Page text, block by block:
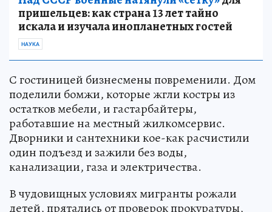
пришельцев: как страна 13 лет тайно
искала и изучала инопланетных гостей
НАУКА
С гостиницей бизнесмены повременили. Дом
поделили бомжи, которые жгли костры из
остатков мебели, и гастарбайтеры,
работавшие на местный жилкомсервис.
Дворники и сантехники кое-как расчистили
один подъезд и зажили без воды,
канализации, газа и электричества.
В чудовищных условиях мигранты рожали
детей, прятались от проверок прокуратуры,